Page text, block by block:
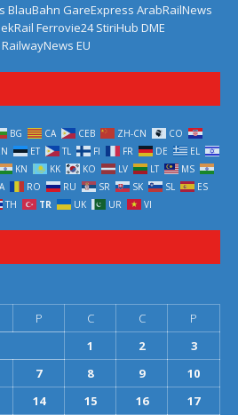
BlauBahn GareExpress ArabRailNews
Ferrovie24 StiriHub DME
RailwayNews EU
BG CA CEB ZH-CN
CO
ET TL FI FR DE
EL
KN KK KO LV LT
MS
RO RU SR SK SL
ES
TH TR UK UR VI
P C C
P
1
2
3
7 8 9
10
14 15 16 17